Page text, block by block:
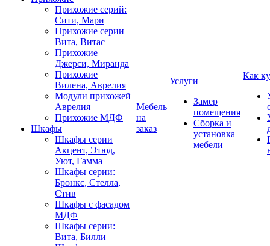
Прихожие серий:
Сити, Мари
Прихожие серии
Вита, Витас
Прихожие
Джерси, Миранда
Прихожие
Вилена, Аврелия
Модули прихожей
Аврелия
Прихожие МДФ
Шкафы
Шкафы серии
Акцент, Этюд,
Уют, Гамма
Шкафы серии:
Бронкс, Стелла,
Стив
Шкафы с фасадом
МДФ
Шкафы серии:
Вита, Билли
Мебель
на
заказ
Услуги
Замер
помещения
Сборка и
установка
мебели
Как